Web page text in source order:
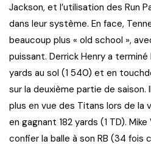
Jackson, et l’utilisation des Run
dans leur système. En face,
beaucoup plus « old school »,
puissant. Derrick Henry a terminé
yards au sol (1 540) et en
sur la deuxième partie de saison.
plus en vue des Titans lors de la
en gagnant 182 yards (1 TD).
confier la balle à son RB (34 fois